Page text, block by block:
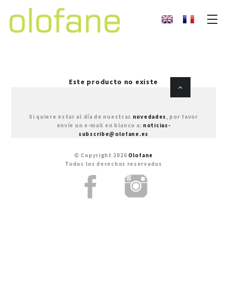
Este producto no existe
Si quiere estar al día de nuestras novedades , por favor
envíe un e-mail en blanco a: noticias-
subscribe@olofane.es
© Copyright 2026 Olofane
Todos los derechos reservados